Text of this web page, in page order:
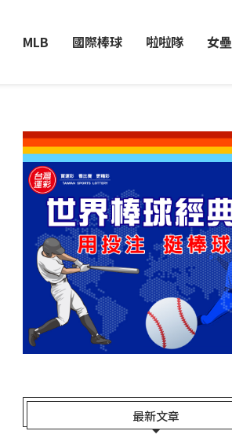
MLB 國際棒球 啦啦隊 女壘
最新文章